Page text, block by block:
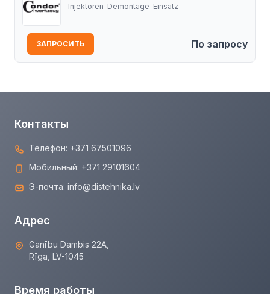
Injektoren-Demontage-Einsatz
По запросу
ЗАПРОСИТЬ
Контакты
Телефон: +371 67501096
Мобильный: +371 29101604
Э-почта: info@distehnika.lv
Адрес
Ganību Dambis 22A,
Rīga, LV-1045
Время работы